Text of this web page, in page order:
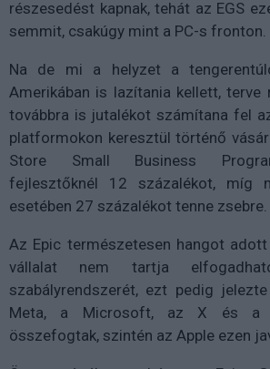
részesedést kapnak, tehát az EGS
semmit, csakúgy mint a PC-s fronton.
Na de mi a helyzet a
Amerikában is lazítania kellett, terve
továbbra is jutalékot számítana fel
platformokon keresztül történő
Store Small Business
fejlesztőknél 12 százalékot, míg
esetében 27 százalékot tenne zsebre.
Az Epic természetesen hangot adott
vállalat nem tartja
szabályrendszerét, ezt pedig
Meta, a Microsoft, az X és a
összefogtak, szintén az Apple ezen